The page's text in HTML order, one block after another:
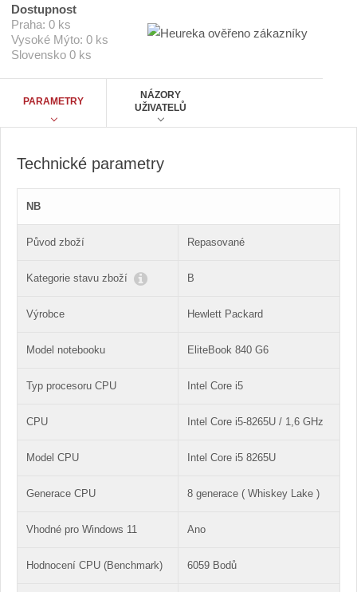
8
4
0
G
6
o
Dostupnost
Praha: 0 ks
Vysoké Mýto: 0 ks
Slovensko 0 ks
PARAMETRY
NÁZORY
UŽIVATELŮ
Technické parametry
NB
Původ zboží Repasované
Kategorie stavu zboží B
Výrobce Hewlett Packard
Model notebooku EliteBook 840 G6
Typ procesoru CPU Intel Core i5
CPU Intel Core i5-8265U / 1,6 GHz
Model CPU Intel Core i5 8265U
Generace CPU 8 generace ( Whiskey Lake )
Vhodné pro Windows 11 Ano
Hodnocení CPU (Benchmark) 6059 Bodů